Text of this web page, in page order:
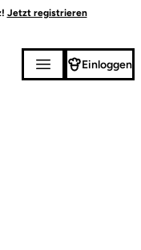
Jetzt registrieren
Einloggen